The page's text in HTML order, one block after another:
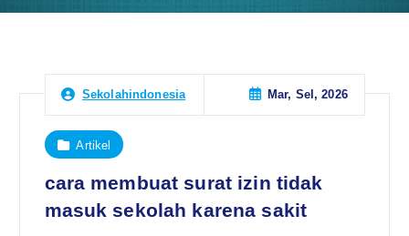
Sekolahindonesia Mar, Sel, 2026
Artikel
cara membuat surat izin tidak
masuk sekolah karena sakit